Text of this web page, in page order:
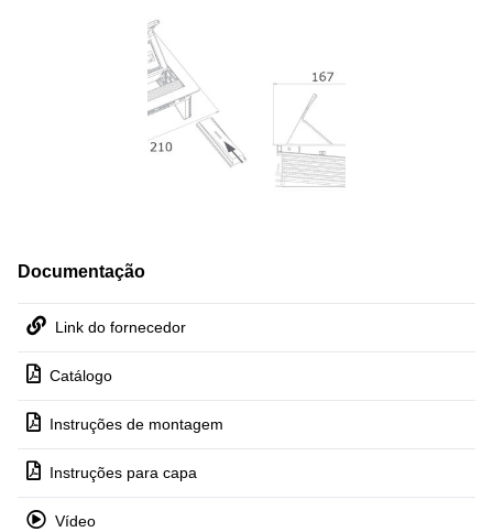
Documentação
Link do fornecedor
Catálogo
Instruções de montagem
Instruções para capa
Vídeo